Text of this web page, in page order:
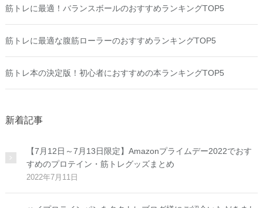
筋トレに最適！バランスボールのおすすめランキングTOP5
筋トレに最適な腹筋ローラーのおすすめランキングTOP5
筋トレ本の決定版！初心者におすすめの本ランキングTOP5
新着記事
【7月12日～7月13日限定】Amazonプライムデー2022でおす
すめのプロテイン・筋トレグッズまとめ
2022年7月11日